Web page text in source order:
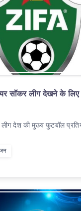
सॉकर लीग देखने के लिए
लीग देश की मुख्य फुटबॉल